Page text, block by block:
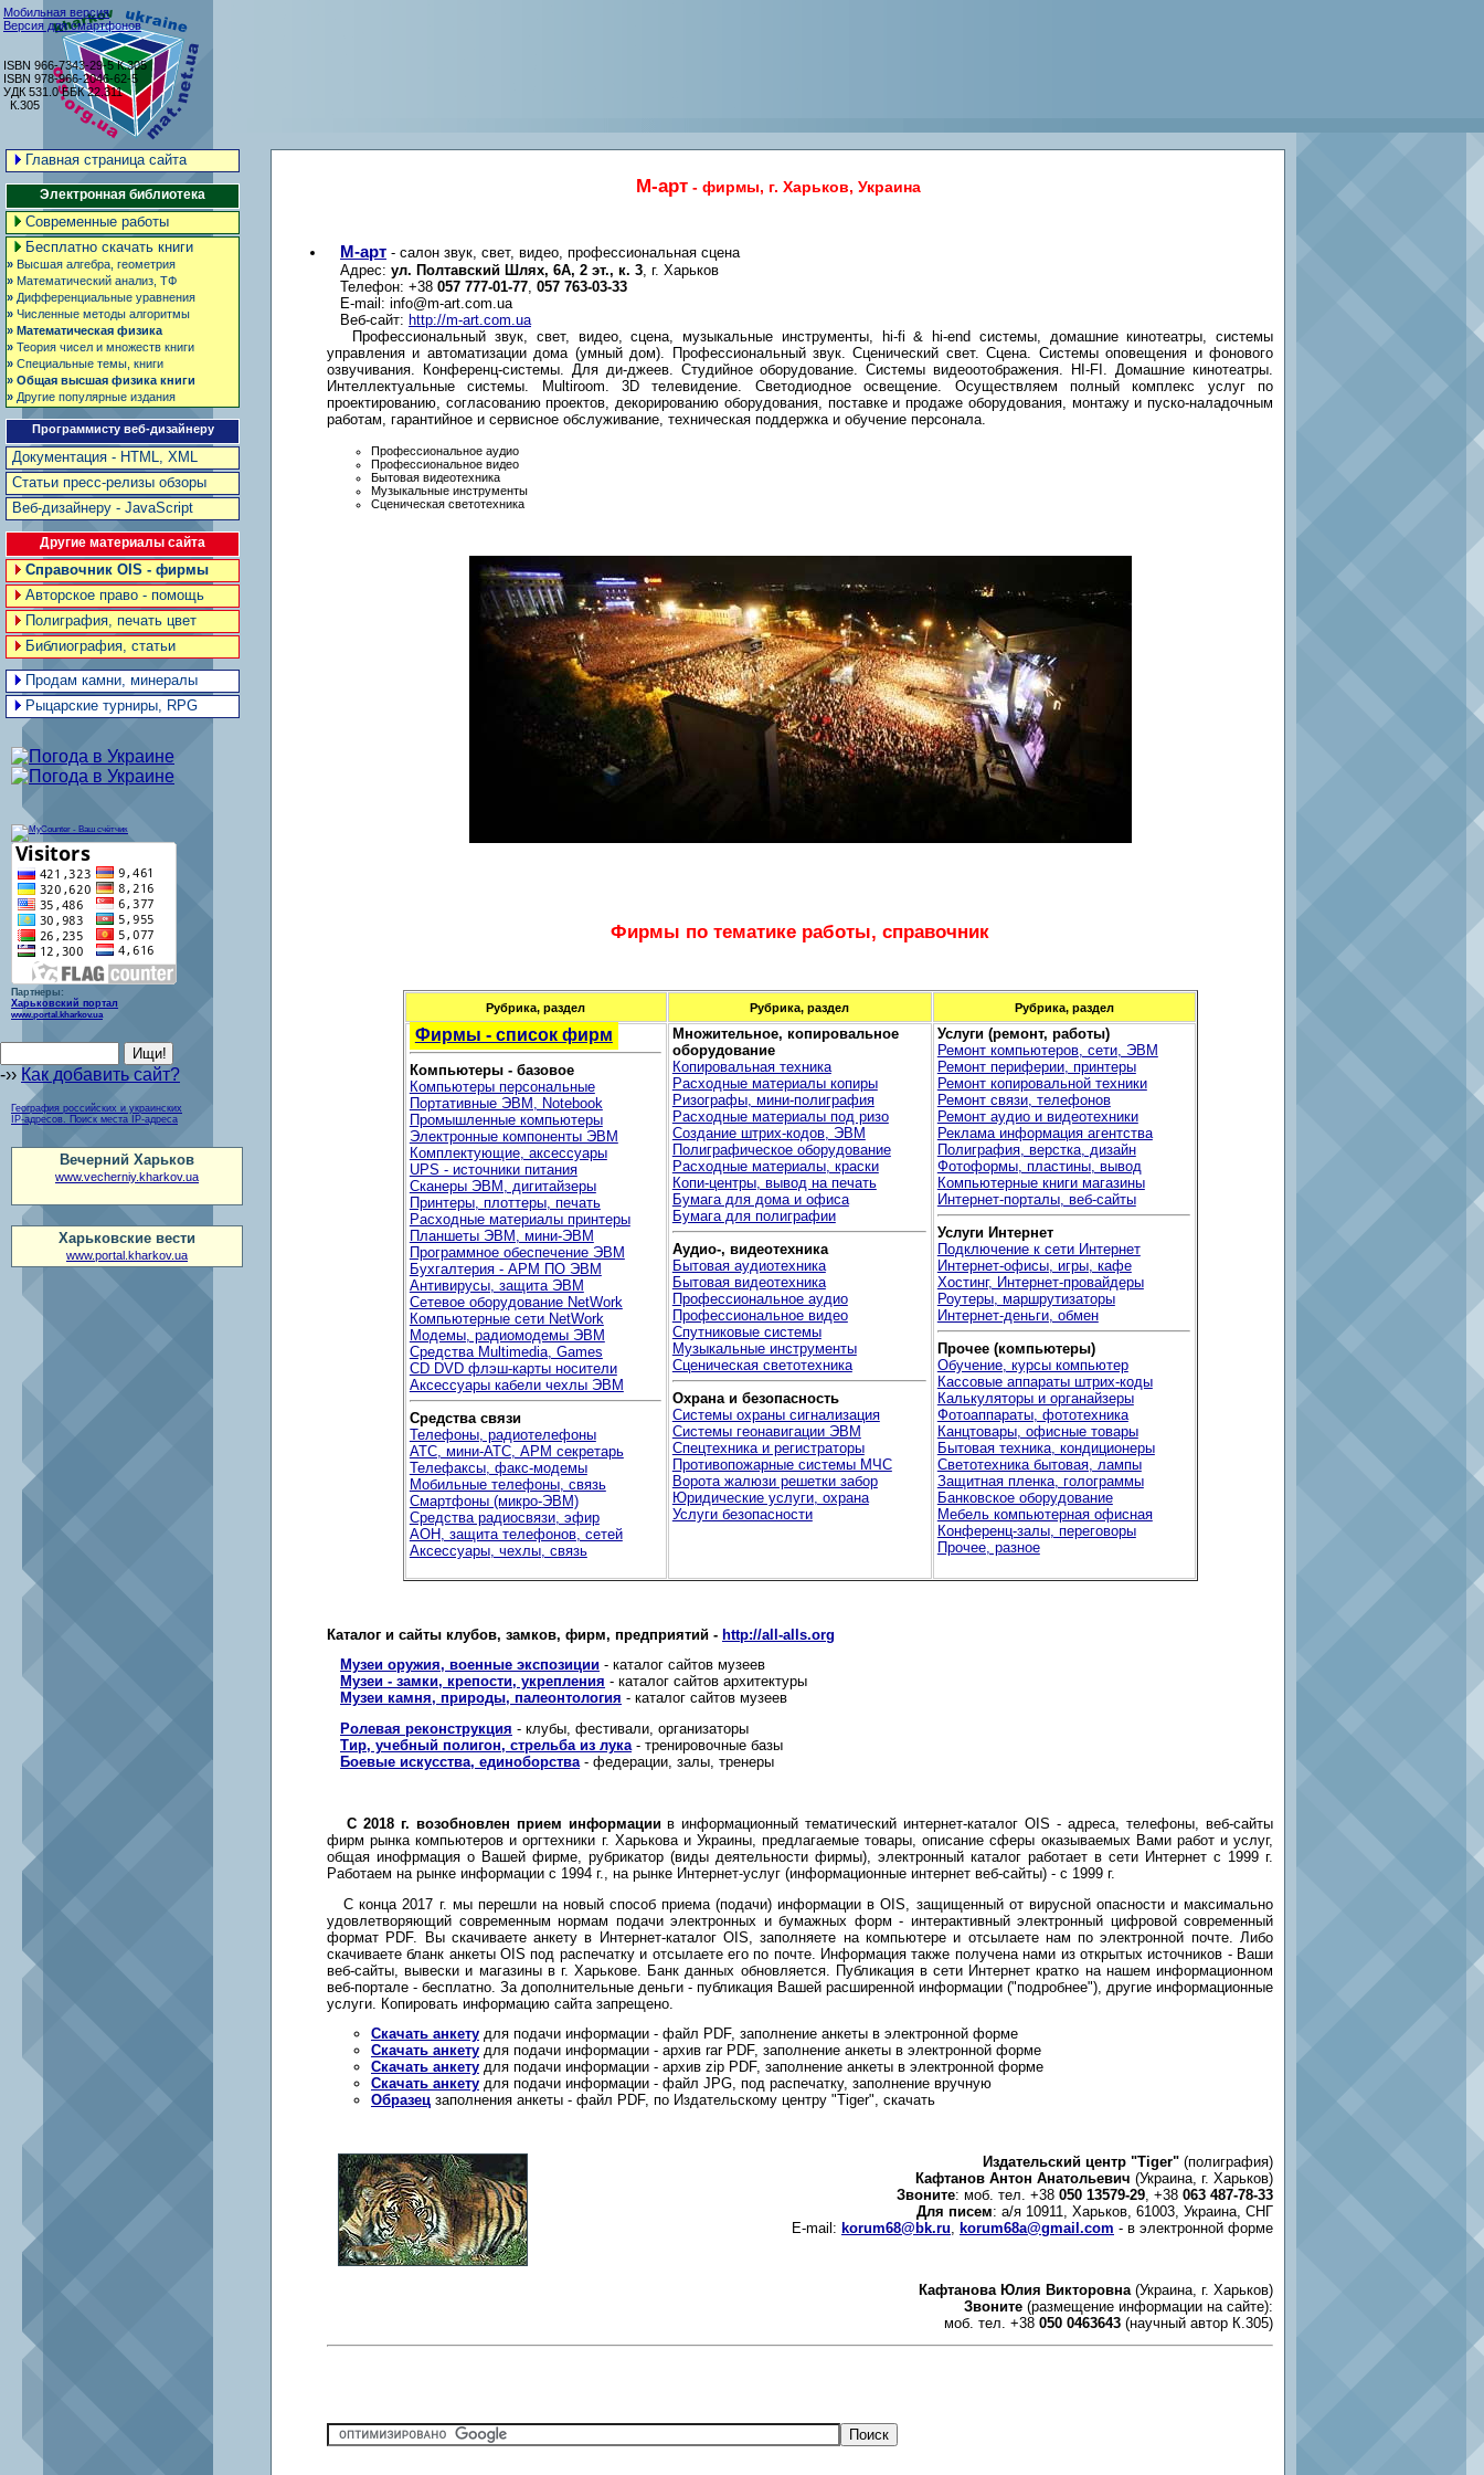
Мобильная версия
Версия для смартфонов
ISBN 966-7343-29-5 К.305
ISBN 978-966-2046-62-5
УДК 531.0 ББК 22.311
К.305
Главная страница сайта
Электронная библиотека
Современные работы
Бесплатно скачать книги
» Высшая алгебра, геометрия
» Математический анализ, ТФ
» Дифференциальные уравнения
» Численные методы алгоритмы
» Математическая физика
» Теория чисел и множеств книги
» Специальные темы, книги
» Общая высшая физика книги
» Другие популярные издания
Программисту веб-дизайнеру
Документация - HTML, XML
Статьи пресс-релизы обзоры
Веб-дизайнеру - JavaScript
Другие материалы сайта
Справочник OIS - фирмы
Авторское право - помощь
Полиграфия, печать цвет
Библиография, статьи
Продам камни, минералы
Рыцарские турниры, RPG
М-арт- фирмы, г. Харьков, Украина
М-арт - салон звук, свет, видео, профессиональная сцена
Адрес: ул. Полтавский Шлях, 6А, 2 эт., к. 3, г. Харьков
Телефон: +38 057 777-01-77, 057 763-03-33
E-mail: info@m-art.com.ua
Веб-сайт: http://m-art.com.ua
Профессиональный звук, свет, видео, сцена, музыкальные инструменты, hi-fi & hi-end системы, домашние кинотеатры, системы
управления и автоматизации дома (умный дом). Профессиональный звук. Сценический свет. Сцена. Системы оповещения и фонового
озвучивания. Конференц-системы. Для ди-джеев. Студийное оборудование. Системы видеоотображения. HI-FI. Домашние кинотеатры.
Интеллектуальные системы. Multiroom. 3D телевидение. Светодиодное освещение. Осуществляем полный комплекс услуг по
проектированию, согласованию проектов, декорированию оборудования, поставке и продаже оборудования, монтажу и пуско-наладочным
работам, гарантийное и сервисное обслуживание, техническая поддержка и обучение персонала.
Профессиональное аудио
Профессиональное видео
Бытовая видеотехника
Музыкальные инструменты
Сценическая светотехника
Фирмы по тематике работы, справочник
Рубрика, раздел Рубрика, раздел Рубрика, раздел
Фирмы - список фирм
Компьютеры - базовое
Компьютеры персональные
Портативные ЭВМ, Notebook
Промышленные компьютеры
Электронные компоненты ЭВМ
Комплектующие, аксессуары
UPS - источники питания
Сканеры ЭВМ, дигитайзеры
Принтеры, плоттеры, печать
Расходные материалы принтеры
Планшеты ЭВМ, мини-ЭВМ
Программное обеспечение ЭВМ
Бухгалтерия - АРМ ПО ЭВМ
Антивирусы, защита ЭВМ
Сетевое оборудование NetWork
Компьютерные сети NetWork
Модемы, радиомодемы ЭВМ
Средства Multimedia, Games
CD DVD флэш-карты носители
Аксессуары кабели чехлы ЭВМ
Средства связи
Телефоны, радиотелефоны
АТС, мини-АТС, АРМ секретарь
Телефаксы, факс-модемы
Мобильные телефоны, связь
Смартфоны (микро-ЭВМ)
Средства радиосвязи, эфир
АОН, защита телефонов, сетей
Аксессуары, чехлы, связь
Множительное, копировальное
оборудование
Копировальная техника
Расходные материалы копиры
Ризографы, мини-полиграфия
Расходные материалы под ризо
Создание штрих-кодов, ЭВМ
Полиграфическое оборудование
Расходные материалы, краски
Копи-центры, вывод на печать
Бумага для дома и офиса
Бумага для полиграфии
Аудио-, видеотехника
Бытовая аудиотехника
Бытовая видеотехника
Профессиональное аудио
Профессиональное видео
Спутниковые системы
Музыкальные инструменты
Сценическая светотехника
Охрана и безопасность
Системы охраны сигнализация
Системы геонавигации ЭВМ
Спецтехника и регистраторы
Противопожарные системы МЧС
Ворота жалюзи решетки забор
Юридические услуги, охрана
Услуги безопасности
Услуги (ремонт, работы)
Ремонт компьютеров, сети, ЭВМ
Ремонт периферии, принтеры
Ремонт копировальной техники
Ремонт связи, телефонов
Ремонт аудио и видеотехники
Реклама информация агентства
Полиграфия, верстка, дизайн
Фотоформы, пластины, вывод
Компьютерные книги магазины
Интернет-порталы, веб-сайты
Услуги Интернет
Подключение к сети Интернет
Интернет-офисы, игры, кафе
Хостинг, Интернет-провайдеры
Роутеры, маршрутизаторы
Интернет-деньги, обмен
Прочее (компьютеры)
Обучение, курсы компьютер
Кассовые аппараты штрих-коды
Калькуляторы и органайзеры
Фотоаппараты, фототехника
Канцтовары, офисные товары
Бытовая техника, кондиционеры
Светотехника бытовая, лампы
Защитная пленка, голограммы
Банковское оборудование
Мебель компьютерная офисная
Конференц-залы, переговоры
Прочее, разное
Каталог и сайты клубов, замков, фирм, предприятий - http://all-alls.org
Музеи оружия, военные экспозиции - каталог сайтов музеев
Музеи - замки, крепости, укрепления - каталог сайтов архитектуры
Музеи камня, природы, палеонтология - каталог сайтов музеев
Ролевая реконструкция - клубы, фестивали, организаторы
Тир, учебный полигон, стрельба из лука- тренировочные базы
Боевые искусства, единоборства- федерации, залы, тренеры
С 2018 г. возобновлен прием информациив информационный тематический интернет-каталог OIS - адреса, телефоны, веб-сайты
фирм рынка компьютеров и оргтехники г. Харькова и Украины, предлагаемые товары, описание сферы оказываемых Вами работ и услуг,
общая инофрмация о Вашей фирме, рубрикатор (виды деятельности фирмы), электронный каталог работает в сети Интернет с 1999 г.
Работаем на рынке информации с 1994 г., на рынке Интернет-услуг (информационные интернет веб-сайты) - с 1999 г.
С конца 2017 г. мы перешли на новый способ приема (подачи) информации в OIS, защищенный от вирусной опасности и максимально
удовлетворяющий современным нормам подачи электронных и бумажных форм - интерактивный электронный цифровой современный
формат PDF. Вы скачиваете анкету в Интернет-каталог OIS, заполняете на компьютере и отсылаете нам по электронной почте. Либо
скачиваете бланк анкеты OIS под распечатку и отсылаете его по почте. Информация также получена нами из открытых источников - Ваши
веб-сайты, вывески и магазины в г. Харькове. Банк данных обновляется. Публикация в сети Интернет кратко на нашем информационном
веб-портале - бесплатно. За дополнительные деньги - публикация Вашей расширенной информации ("подробнее"), другие информационные
услуги. Копировать информацию сайта запрещено.
Скачать анкету для подачи информации - файл PDF, заполнение анкеты в электронной форме
Скачать анкету для подачи информации - архив rar PDF, заполнение анкеты в электронной форме
Скачать анкету для подачи информации - архив zip PDF, заполнение анкеты в электронной форме
Скачать анкету для подачи информации - файл JPG, под распечатку, заполнение вручную
Образец заполнения анкеты - файл PDF, по Издательскому центру "Tiger", скачать
Издательский центр "Tiger" (полиграфия)
Кафтанов Антон Анатольевич (Украина, г. Харьков)
Звоните: моб. тел. +38 050 13579-29, +38 063 487-78-33
Для писем: а/я 10911, Харьков, 61003, Украина, СНГ
E-mail: korum68@bk.ru, korum68a@gmail.com - в электронной форме
Кафтанова Юлия Викторовна (Украина, г. Харьков)
Звоните (размещение информации на сайте):
моб. тел. +38 050 0463643 (научный автор К.305)
Партнеры:
Харьковский портал
www.portal.kharkov.ua
-›› Как добавить сайт?
География российских и украинских
IP-адресов. Поиск места IP-адреса
Вечерний Харьков
www.vecherniy.kharkov.ua
Харьковские вести
www.portal.kharkov.ua